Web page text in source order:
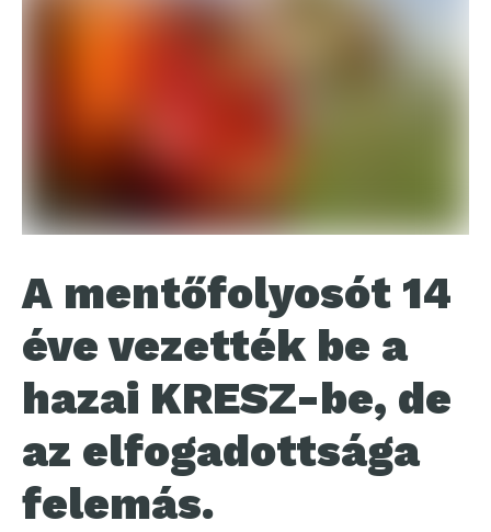
A mentőfolyosót 14
éve vezették be a
hazai KRESZ-be, de
az elfogadottsága
felemás.